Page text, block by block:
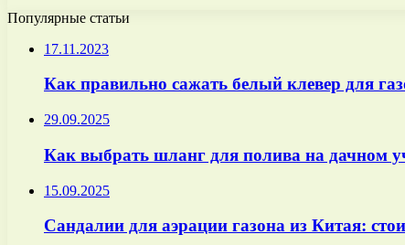
Популярные статьи
17.11.2023
Как правильно сажать белый клевер для
29.09.2025
Как выбрать шланг для полива на дачном
15.09.2025
Сандалии для аэрации газона из Китая: